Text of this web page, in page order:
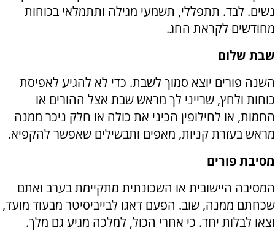
נשים. לבד. תתפללי, תשמעי מגילה ותתמלאי בכוחות
מחודשים לקראת החג.
שבת שלום
השנה פורים יוצא סמוך לשבת. כדי לא להגיע לאפיסת
כוחות ולחץ, שרייני לך מראש שבת אצל ההורים או
החמות, או לחילופין הכיני את כולה או חלק ניכר ממנה
מראש בעזרת קניות, מאפים ותבשילים שאפשר להקפיא.
מסיבת פורים
המסיבה היישובית או השכונתית מתקיימת בערב ואתם
שכחתם ממנה, שוב. הפעם דאגו לבייביסיטר מבעוד מועד,
וצאו לבלות יחד. כי אחרי הכול, למלכה מגיע גם מלך.